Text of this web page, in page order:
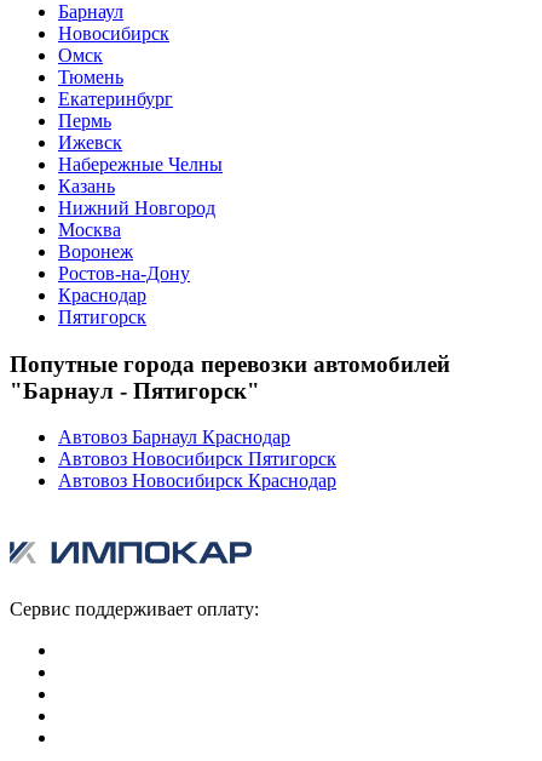
Барнаул
Новосибирск
Омск
Тюмень
Екатеринбург
Пермь
Ижевск
Набережные Челны
Казань
Нижний Новгород
Москва
Воронеж
Ростов-на-Дону
Краснодар
Пятигорск
Попутные города перевозки автомобилей
"Барнаул - Пятигорск"
Автовоз Барнаул Краснодар
Автовоз Новосибирск Пятигорск
Автовоз Новосибирск Краснодар
Сервис поддерживает оплату: